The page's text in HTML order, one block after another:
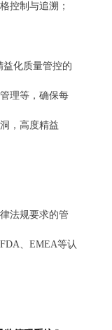
控制与追溯；
益化质量管控的
理等，确保每
，高度精益
法规要求的管
、EMEA等认